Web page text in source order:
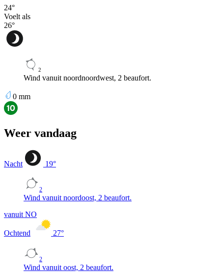
24°
Voelt als
26°
2
Wind vanuit noordnoordwest, 2 beaufort.
0 mm
Weer vandaag
Nacht 19°
2
Wind vanuit noordoost, 2 beaufort.
vanuit NO
Ochtend 27°
2
Wind vanuit oost, 2 beaufort.